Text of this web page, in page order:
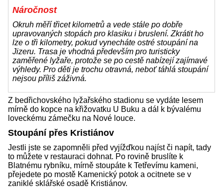
Náročnost
Okruh měří třicet kilometrů a vede stále po dobře
upravovaných stopách pro klasiku i bruslení. Zkrátit ho
lze o tři kilometry, pokud vynecháte ostré stoupání na
Jizeru. Trasa je vhodná především pro turisticky
zaměřené lyžaře, protože se po cestě nabízejí zajímavé
výhledy. Pro děti je trochu otravná, neboť táhlá stoupání
nejsou příliš záživná.
Z bedřichovského lyžařského stadionu se vydáte lesem
mírně do kopce na křižovatku U Buku a dál k bývalému
loveckému zámečku na Nové louce.
Stoupání přes Kristiánov
Jestli jste se zapomněli před vyjížďkou najíst či napít, tady
to můžete v restauraci dohnat. Po rovině bruslíte k
Blatnému rybníku, mírně stoupáte k Tetřevímu kameni,
přejedete po mostě Kamenický potok a ocitnete se v
zaniklé sklářské osadě Kristiánov.